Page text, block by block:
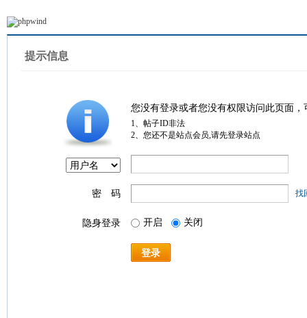
提示信息
您没有登录或者您没有权限访问此页面
1、帖子ID非法
2、您还不是站点会员,请先登录站点
密 码 找
隐身登录 开启 关闭
登录